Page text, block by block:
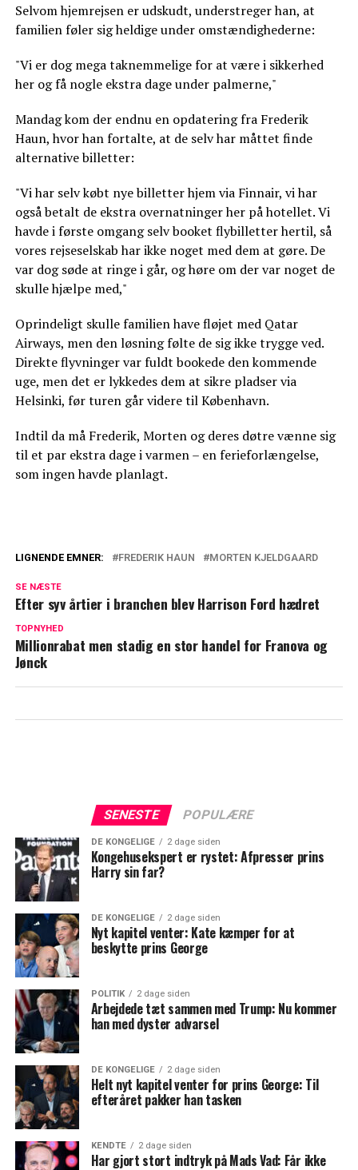
Selvom hjemrejsen er udskudt, understreger han, at
familien føler sig heldige under omstændighederne:
"Vi er dog mega taknemmelige for at være i sikkerhed
her og få nogle ekstra dage under palmerne,"
Mandag kom der endnu en opdatering fra Frederik
Haun, hvor han fortalte, at de selv har måttet finde
alternative billetter:
"Vi har selv købt nye billetter hjem via Finnair, vi har
også betalt de ekstra overnatninger her på hotellet. Vi
havde i første omgang selv booket flybilletter hertil, så
vores rejseselskab har ikke noget med dem at gøre. De
var dog søde at ringe i går, og høre om der var noget de
skulle hjælpe med,"
Oprindeligt skulle familien have fløjet med Qatar
Airways, men den løsning følte de sig ikke trygge ved.
Direkte flyvninger var fuldt bookede den kommende
uge, men det er lykkedes dem at sikre pladser via
Helsinki, før turen går videre til København.
Indtil da må Frederik, Morten og deres døtre vænne sig
til et par ekstra dage i varmen – en ferieforlængelse,
som ingen havde planlagt.
Morten: "Vi føler os meget heldige"
svære følelser
LIGNENDE EMNER: FREDERIK HAUN MORTEN KJELDGAARD
SE NÆSTE
Efter syv årtier i branchen blev Harrison Ford hædret
TOPNYHED
Millionrabat men stadig en stor handel for Franova og
Jønck
SENESTE POPULÆRE
DE KONGELIGE 2 dage siden
Kongehusekspert er rystet: Afpresser prins
Harry sin far?
DE KONGELIGE 2 dage siden
Nyt kapitel venter: Kate kæmper for at
beskytte prins George
POLITIK 2 dage siden
Arbejdede tæt sammen med Trump: Nu kommer
han med dyster advarsel
DE KONGELIGE 2 dage siden
Helt nyt kapitel venter for prins George: Til
efteråret pakker han tasken
KENDTE 2 dage siden
Har gjort stort indtryk på Mads Vad: Får ikke